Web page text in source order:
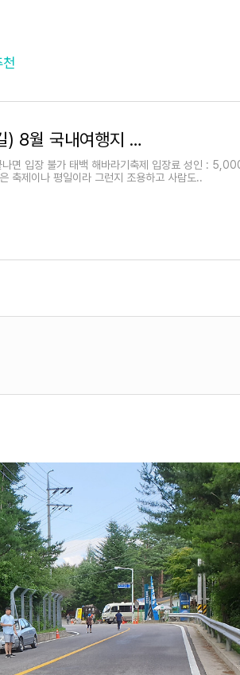
태백 해바라기축제(입장료, 가는길) 8월 국내여행지 추천
면 입장 불가 태백 해바라기축제 입장료 성인 :
제이나 평일이라 그런지 조용하고 사람도..